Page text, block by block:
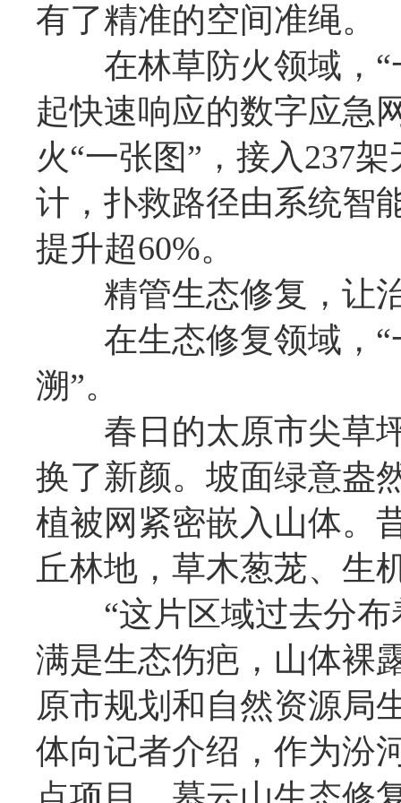
有了精准的空间准绳。
在林草防火领域，“
起快速响应的数字应急
火“一张图”，接入237
计，扑救路径由系统智
提升超60%。
精管生态修复，让治
在生态修复领域，“
溯”。
春日的太原市尖草坪
换了新颜。坡面绿意盎
植被网紧密嵌入山体。
丘林地，草木葱茏、生
“这片区域过去分布
满是生态伤疤，山体裸
原市规划和自然资源局
体向记者介绍，作为汾